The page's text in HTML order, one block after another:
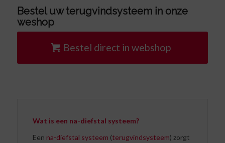
Bestel uw terugvindsysteem in onze
weshop
Bestel direct in webshop
Wat is een na-diefstal systeem?
Een na-diefstal systeem (terugvindsysteem) zorgt